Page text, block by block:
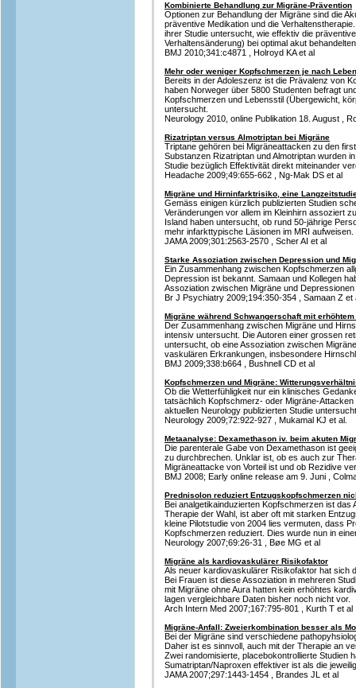
Kombinierte Behandlung zur Migräne-Prävention
Optionen zur Behandlung der Migräne sind die
präventive Medikation und die
ihrer Studie untersucht, wie effektiv die
Verhaltensänderung) bei optimal akut
BMJ 2010;341:c4871 , Holroyd KA et al
Mehr oder weniger Kopfschmerzen je nach
Bereits in der Adoleszenz ist die Prävalenz von
haben Norweger über 5800 Studenten befragt
Kopfschmerzen und Lebensstil (Übergewicht,
untersucht.
Neurology 2010, online Publikation 18. August ,
Rizatriptan versus Almotriptan bei Migräne
Triptane gehören bei Migräneattacken zu den
Substanzen Rizatriptan und Almotriptan wurden
Studie bezüglich Effektivität direkt miteinander
Headache 2009;49:655-662 , Ng-Mak DS et al
Migräne und Hirninfarktrisiko, eine
Gemäss einigen kürzlich publizierten Studien
Veränderungen vor allem im Kleinhirn assoziert
Island haben untersucht, ob rund 50-jährige
mehr infarkttypische Läsionen im MRI aufweisen.
JAMA 2009;301:2563-2570 , Scher AI et al
Starke Assoziation zwischen Depression und
Ein Zusammenhang zwischen Kopfschmerzen
Depression ist bekannt. Samaan und Kollegen
Assoziation zwischen Migräne und
Br J Psychiatry 2009;194:350-354 , Samaan Z et
Migräne während Schwangerschaft mit
Der Zusammenhang zwischen Migräne und
intensiv untersucht. Die Autoren einer grossen
untersucht, ob eine Assoziation zwischen
vaskulären Erkrankungen, insbesondere
BMJ 2009;338:b664 , Bushnell CD et al
Kopfschmerzen und Migräne:
Ob die Wetterfühligkeit nur ein klinisches
tatsächlich Kopfschmerz- oder Migräne-
aktuellen Neurology publizierten Studie
Neurology 2009;72:922-927 , Mukamal KJ et al.
Metaanalyse: Dexamethason iv. beim akuten
Die parenterale Gabe von Dexamethason ist
zu durchbrechen. Unklar ist, ob es auch zur
Migräneattacke von Vorteil ist und ob Rezidive
BMJ 2008; Early online release am 9. Juni ,
Prednisolon reduziert Entzugskopfschmerzen
Bei analgetikainduzierten Kopfschmerzen ist das
Therapie der Wahl, ist aber oft mit starken
kleine Pilotstudie von 2004 lies vermuten, dass
Kopfschmerzen reduziert. Dies wurde nun in
Neurology 2007;69:26-31 , Bøe MG et al
Migräne als kardiovaskulärer Risikofaktor
Als neuer kardiovaskulärer Risikofaktor hat sich
Bei Frauen ist diese Assoziation in mehreren
mit Migräne ohne Aura hatten kein erhöhtes
lagen vergleichbare Daten bisher noch nicht vor.
Arch Intern Med 2007;167:795-801 , Kurth T et al
Migräne-Anfall: Zweierkombination besser als
Bei der Migräne sind verschiedene
Daher ist es sinnvoll, auch mit der Therapie an
Zwei randomisierte, placebokontrollierte Studien
Sumatriptan/Naproxen effektiver ist als die
JAMA 2007;297:1443-1454 , Brandes JL et al